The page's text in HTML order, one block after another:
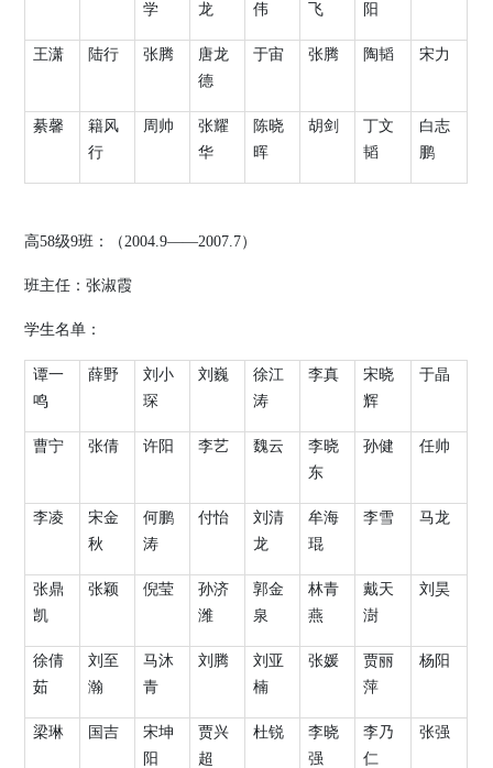
学
龙
伟
飞
阳
王潇 陆行 张腾
唐龙
德
于宙 张腾 陶韬 宋力
綦馨
籍风
行
周帅
张耀
华
陈晓
晖
胡剑
丁文
韬
白志
鹏
高58级9班：（2004.9——2007.7）
班主任：张淑霞
学生名单：
谭一
鸣
薛野
刘小
琛
刘巍
徐江
涛
李真
宋晓
辉
于晶
曹宁 张倩 许阳 李艺 魏云
李晓
东
孙健 任帅
李凌
宋金
秋
何鹏
涛
付怡
刘清
龙
牟海
琨
李雪 马龙
张鼎
凯
张颖 倪莹
孙济
潍
郭金
泉
林青
燕
戴天
澍
刘昊
徐倩
茹
刘至
瀚
马沐
青
刘腾
刘亚
楠
张媛
贾丽
萍
杨阳
梁琳 国吉
宋坤
阳
贾兴
超
杜锐
李晓
强
李乃
仁
张强